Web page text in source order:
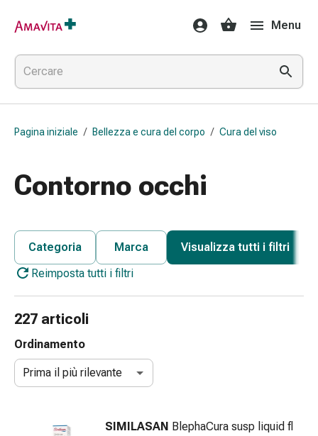
Medicamenti
e
trattamenti
Lesioni
cutanee
e
Compresse
elastiche
dita
Cerotti
Strisce
di
garza
Bendaggi
adesivi
Menu
Pagina iniziale / Bellezza e cura del corpo / Cura del viso
Contorno occhi
Categoria Marca
Visualizza tutti i filtri
Reimposta tutti i filtri
227 articoli
Ordinamento
Prima il più rilevante
SIMILASAN BlephaCura susp liquid fl